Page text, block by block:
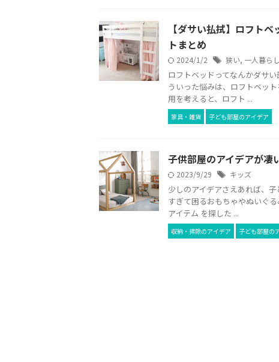
【ダサい払拭】ロフト
トまとめ
2024/1/2 狭い, 一人暮らし
ロフトベッドってなんかダサ
ういった悩みは、ロフトベッ
用を考えると、ロフト ...
家具・雑貨 子ども部屋のアイデア
子供部屋のアイデアが凄
2023/9/29 キッズ
少しのアイデアさえあれば、
すぎて困るおもちゃやぬいぐ
アイテム を探した ...
収納・掃除のアイデア 子ども部屋の